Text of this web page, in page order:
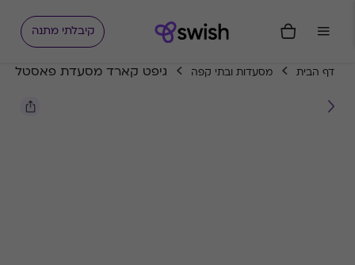
קיבלתי מתנה
דף הבית מסעדות ובתי קפה גיפט קארד מסעדת פאסטל